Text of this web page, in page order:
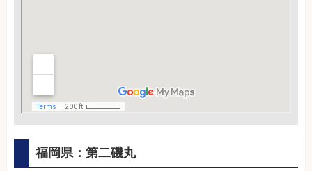
福岡県：第二磯丸